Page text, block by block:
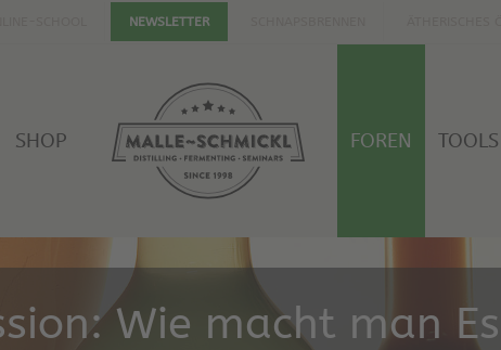
NEWSLETTER
SHOP FOREN TOOLS
Wie macht man